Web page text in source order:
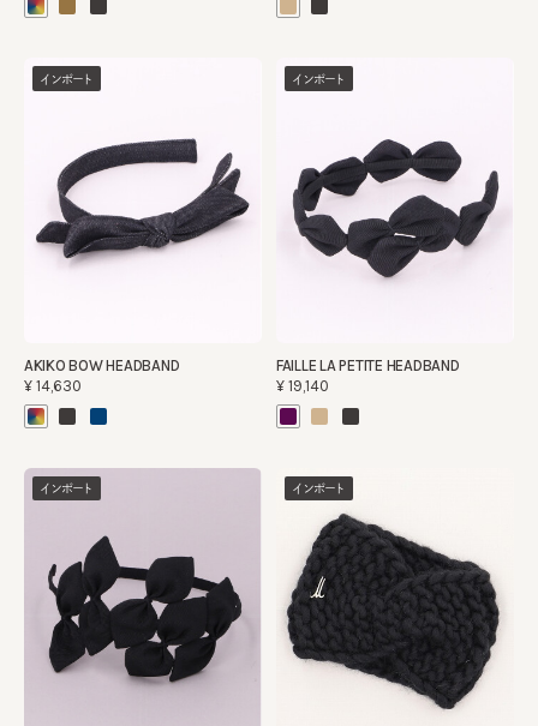
インポート
AKIKO BOW HEADBAND
¥14,630
インポート
FAILLE LA PETITE HEADBAND
¥19,140
インポート インポート